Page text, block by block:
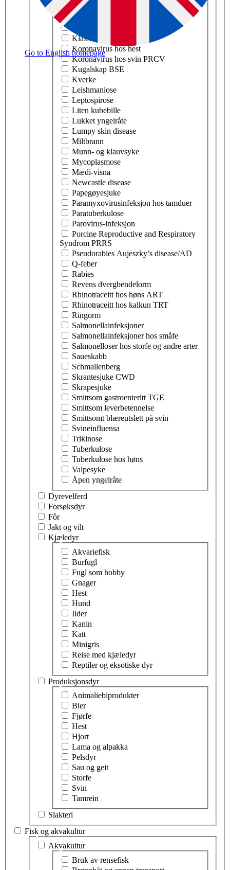
Go to English homepage
Kaningulsott RHD
Katteinfluensa
Klassisk svinepest
Koronavirus hos hest
Koronavirus hos svin PRCV
Kugalskap BSE
Kverke
Leishmaniose
Leptospirose
Liten kubebille
Lukket yngelråte
Lumpy skin disease
Miltbrann
Munn- og klauvsyke
Mycoplasmose
Mædi-visna
Newcastle disease
Papegøyesjuke
Paramyxovirusinfeksjon hos tamduer
Paratuberkulose
Parovirus-infeksjon
Porcine Reproductive and Respiratory
Syndrom PRRS
Pseudorabies Aujeszky’s disease/AD
Q-feber
Rabies
Revens dvergbendelorm
Rhinotraceitt hos høns ART
Rhinotraceitt hos kalkun TRT
Ringorm
Salmonellainfeksjoner
Salmonellainfeksjoner hos småfe
Salmonelloser hos storfe og andre arter
Saueskabb
Schmallenberg
Skrantesjuke CWD
Skrapesjuke
Smittsom gastroenteritt TGE
Smittsom leverbetennelse
Smittsomt blæreutslett på svin
Svineinfluensa
Trikinose
Tuberkulose
Tuberkulose hos høns
Valpesyke
Åpen yngelråte
Dyrevelferd
Forsøksdyr
Fôr
Jakt og vilt
Kjæledyr
Velg tema innen kjæledyr
Akvariefisk
Burfugl
Fugl som hobby
Gnager
Hest
Hund
Ilder
Kanin
Katt
Minigris
Reise med kjæledyr
Reptiler og eksotiske dyr
Produksjonsdyr
Velg tema innen produksjonsdyr
Animaliebiprodukter
Bier
Fjørfe
Hest
Hjort
Lama og alpakka
Pelsdyr
Sau og geit
Storfe
Svin
Tamrein
Slakteri
Fisk og akvakultur
Velg tema innen fisk og akvakultur
Akvakultur
Velg tema innen akvakultur
Bruk av rensefisk